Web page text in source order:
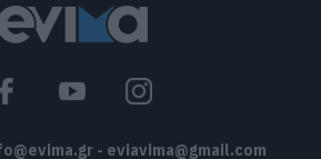
- eviavima@gmail.com